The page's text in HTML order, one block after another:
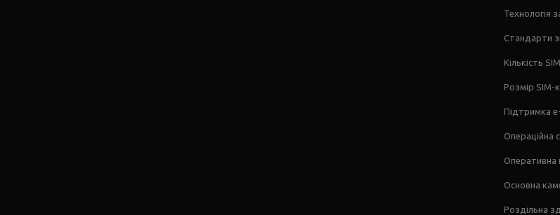
Технологія
Стандарти
Кількість
Розмір SIM-
Підтримка
Операційна
Оперативна
Основна
Роздільна